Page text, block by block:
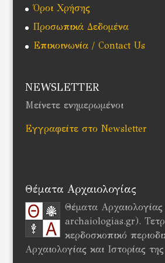
Όροι Χρήσης
Προσωπικά Δεδομένα
Επικοινωνία / Contact Us
NEWSLETTER
Μείνετε ενημερωμένοι
Εγγραφείτε στο Newsletter
Θέματα Αρχαιολογίας
Θέματα
archaiologias.gr).
κερδοσκοπικό
Αρχαιολογίας και Ιστορίας